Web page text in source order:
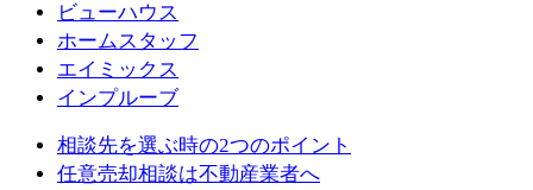
ビューハウス
ホームスタッフ
エイミックス
インプルーブ
相談先を選ぶ時の2つのポイント
任意売却相談は不動産業者へ